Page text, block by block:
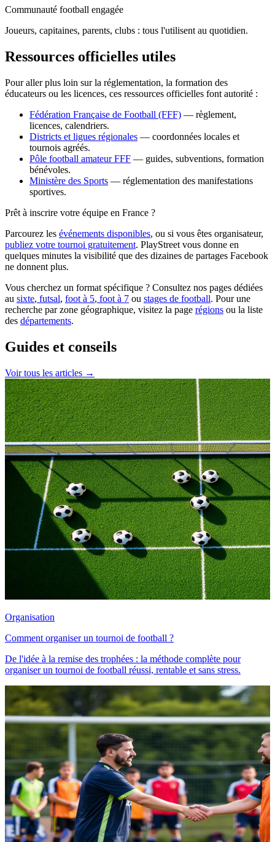
Communauté football engagée
Joueurs, capitaines, parents, clubs : tous l'utilisent au quotidien.
Ressources officielles utiles
Pour aller plus loin sur la réglementation, la formation des
éducateurs ou les licences, ces ressources officielles font autorité :
Fédération Française de Football (FFF) — règlement,
licences, calendriers.
Districts et ligues régionales — coordonnées locales et
tournois agréés.
Pôle football amateur FFF — guides, subventions, formation
bénévoles.
Ministère des Sports — réglementation des manifestations
sportives.
Prêt à inscrire votre équipe en France ?
Parcourez les événements disponibles, ou si vous êtes organisateur,
publiez votre tournoi gratuitement. PlayStreet vous donne en
quelques minutes la visibilité que des dizaines de partages Facebook
ne donnent plus.
Vous cherchez un format spécifique ? Consultez nos pages dédiées
au sixte, futsal, foot à 5, foot à 7 ou stages de football. Pour une
recherche par zone géographique, visitez la page régions ou la liste
des départements.
Guides et conseils
Voir tous les articles →
Organisation
Comment organiser un tournoi de football ?
De l'idée à la remise des trophées : la méthode complète pour
organiser un tournoi de football réussi, rentable et sans stress.